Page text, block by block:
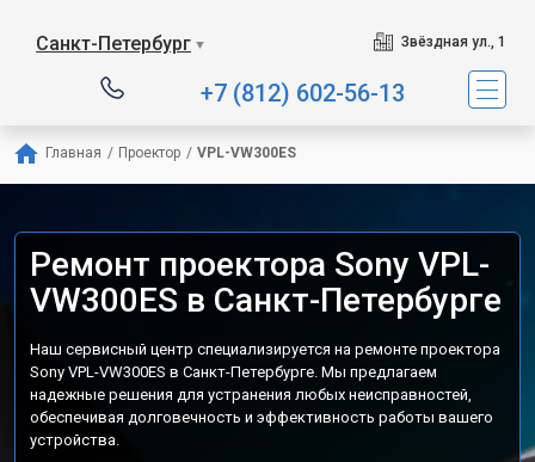
Санкт-Петербург ▼ Звёздная ул., 1
+7 (812) 602-56-13
Главная / Проектор / VPL-VW300ES
Ремонт проектора Sony VPL-
VW300ES в Санкт-Петербурге
Наш сервисный центр специализируется на ремонте проектора
Sony VPL-VW300ES в Санкт-Петербурге. Мы предлагаем
надежные решения для устранения любых неисправностей,
обеспечивая долговечность и эффективность работы вашего
устройства.